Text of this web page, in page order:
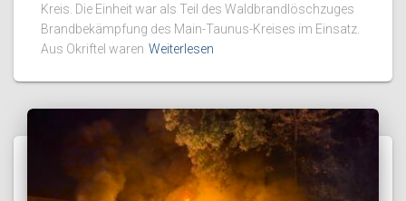
Kreis. Die Einheit war als Teil des Waldbrandlöschzuges
Brandbekämpfung des Main-Taunus-Kreises im Einsatz.
Aus Okriftel waren Weiterlesen